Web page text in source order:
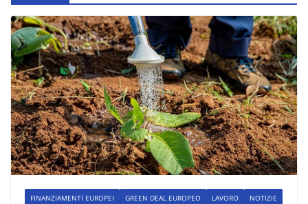
FINANZIAMENTI EUROPEI GREEN DEAL EUROPEO LAVORO
NOTIZIE